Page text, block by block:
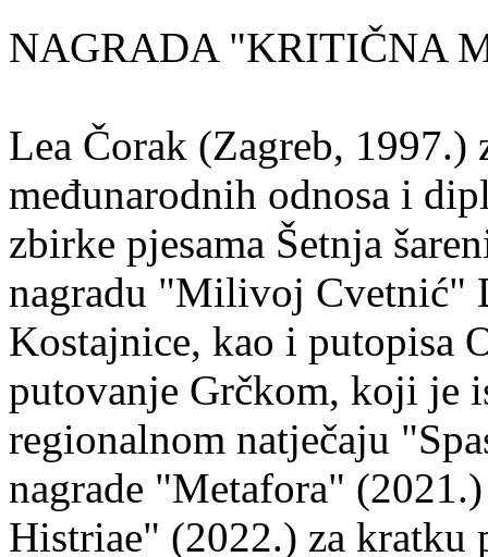
NAGRADA "KRITIČNA
Lea Čorak (Zagreb,
međunarodnih odnosa i
zbirke pjesama Šetnja
nagradu "Milivoj Cvetnić"
Kostajnice, kao i putopisa
putovanje Grčkom, koji je
regionalnom natječaju
nagrade "Metafora"
Histriae" (2022.) za kratku